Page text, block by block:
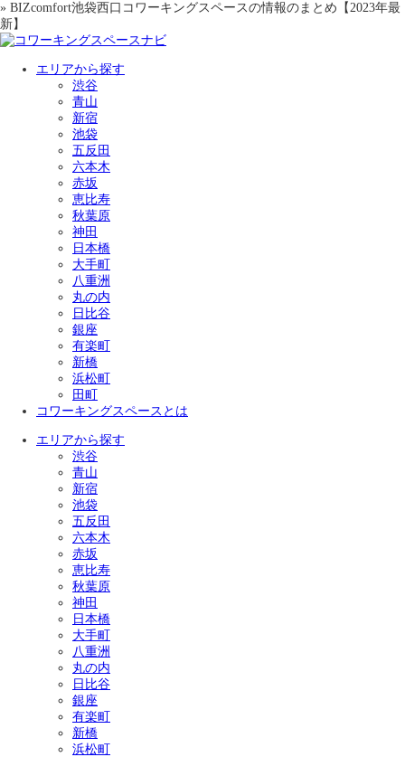
» BIZcomfort池袋西口コワーキングスペースの情報のまとめ【2023年最
新】
エリアから探す
渋谷
青山
新宿
池袋
五反田
六本木
赤坂
恵比寿
秋葉原
神田
日本橋
大手町
八重洲
丸の内
日比谷
銀座
有楽町
新橋
浜松町
田町
コワーキングスペースとは
エリアから探す
渋谷
青山
新宿
池袋
五反田
六本木
赤坂
恵比寿
秋葉原
神田
日本橋
大手町
八重洲
丸の内
日比谷
銀座
有楽町
新橋
浜松町